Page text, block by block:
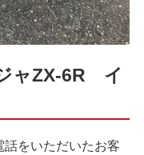
ャZX-6R イ
をいただいたお客